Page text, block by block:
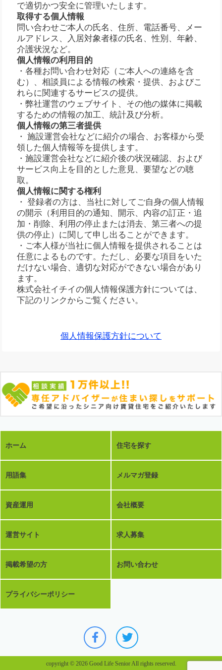
で適切かつ安全に管理いたします。
取得する個人情報
問い合わせご本人の氏名、住所、電話番号、メー
ルアドレス、入居対象者様の氏名、性別、年齢、
介護状況など。
個人情報の利用目的
・各種お問い合わせ対応（ご本人への連絡を含
む）、相談員による情報の検索・提供、およびこ
れらに関連するサービスの提供。
・弊社運営のウェブサイト、その他の媒体に掲載
するための情報の加工、統計及び分析。
個人情報の第三者提供
・ 施設運営会社などに紹介の場合、お客様から受
領した個人情報等を提供します。
・施設運営会社などに紹介後の状況確認、および
サービス向上を目的とした意見、要望などの聴
取。
個人情報に関する権利
・ 登録者の方は、当社に対してご自身の個人情報
の開示（利用目的の通知、開示、内容の訂正・追
加・削除、利用の停止または消去、第三者への提
供の停止）に関して申し出ることができます。
・ご本人様が当社に個人情報を提供されることは
任意によるものです。ただし、必要な項目をいた
だけない場合、適切な対応ができない場合があり
ます。
株式会社イチイの個人情報保護方針については、
下記のリンクからご覧ください。
個人情報保護方針について
ホーム 住宅を探す
用語集 メルマガ登録
資産運用 会社概要
運営サイト 求人募集
掲載希望の方 お問い合わせ
プライバシーポリシー
copyright © 2026 Good Life Senior All rights reserved.